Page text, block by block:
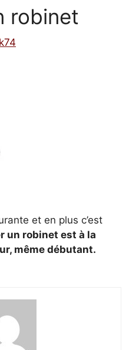
robinet
et en plus c’est
un robinet est à la
même débutant.